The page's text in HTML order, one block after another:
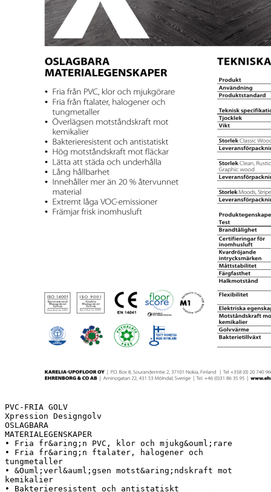
PVC-FRIA GOLV
Xpression Designgolv
OSLAGBARA
MATERIALEGENSKAPER
• Fria fr&aring;n PVC, klor och mjukg&ouml;rare
• Fria fr&aring;n ftalater, halogener och
tungmetaller
• &Ouml;verl&auml;gsen motst&aring;ndskraft mot
kemikalier
• Bakterieresistent och antistatiskt